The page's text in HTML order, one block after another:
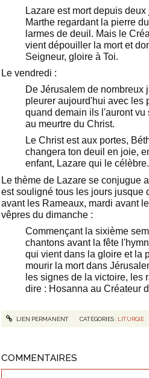
Lazare est mort depuis
Marthe regardant la pierre
larmes de deuil. Mais le
vient dépouiller la mort et
Seigneur, gloire à Toi.
Le vendredi :
De Jérusalem de nombreux
pleurer aujourd'hui avec les
quand demain ils l'auront vu
au meurtre du Christ.
Le Christ est aux portes,
changera ton deuil en joie,
enfant, Lazare qui le célèbre.
Le thème de Lazare se conjugue
est souligné tous les jours jusque
avant les Rameaux, mardi avant
vêpres du dimanche :
Commençant la sixième
chantons avant la fête
qui vient dans la gloire et la
mourir la mort dans
les signes de la victoire, les
dire : Hosanna au Créateur
LIEN PERMANENT CATÉGORIES : LITURGIE
COMMENTAIRES